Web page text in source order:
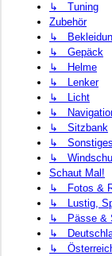
↳ Tuning
Zubehör
↳
↳ Gepäck
↳ Helme
↳ Lenker
↳ Licht
↳
↳ Sitzbank
↳ Sonstiges
↳
Schaut Mal!
↳ Fotos &
↳ Lustig,
↳ Pässe &
↳
↳